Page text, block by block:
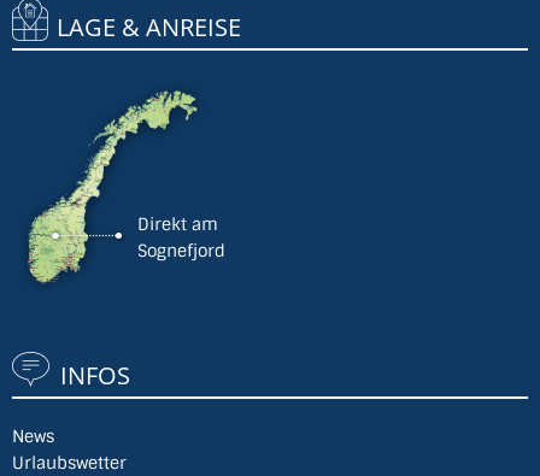
LAGE & ANREISE
Direkt am
Sognefjord
INFOS
News
Urlaubswetter